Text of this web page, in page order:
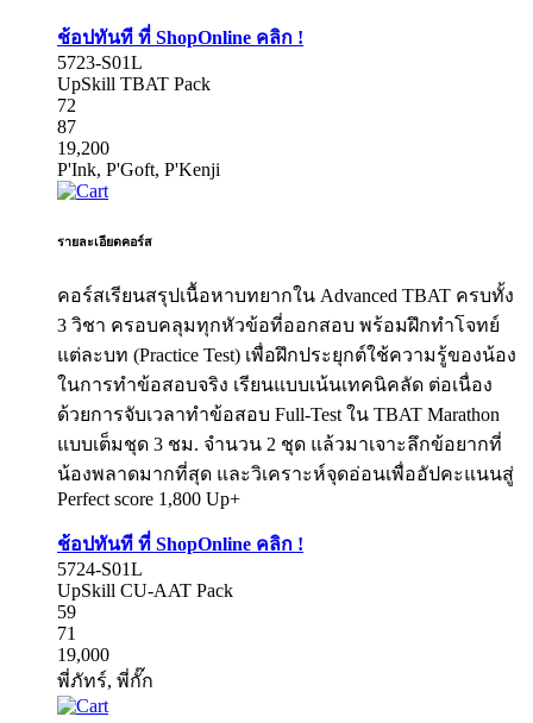
ช้อปทันที ที่ ShopOnline คลิก !
5723-S01L
UpSkill TBAT Pack
72
87
19,200
P'Ink, P'Goft, P'Kenji
รายละเอียดคอร์ส
คอร์สเรียนสรุปเนื้อหาบทยากใน Advanced TBAT ครบทั้ง
3 วิชา ครอบคลุมทุกหัวข้อที่ออกสอบ พร้อมฝึกทำโจทย์
แต่ละบท (Practice Test) เพื่อฝึกประยุกต์ใช้ความรู้ของน้อง
ในการทำข้อสอบจริง เรียนแบบเน้นเทคนิคลัด ต่อเนื่อง
ด้วยการจับเวลาทำข้อสอบ Full-Test ใน TBAT Marathon
แบบเต็มชุด 3 ชม. จำนวน 2 ชุด แล้วมาเจาะลึกข้อยากที่
น้องพลาดมากที่สุด และวิเคราะห์จุดอ่อนเพื่ออัปคะแนนสู่
Perfect score 1,800 Up+
ช้อปทันที ที่ ShopOnline คลิก !
5724-S01L
UpSkill CU-AAT Pack
59
71
19,000
พี่ภัทร์, พี่กั๊ก